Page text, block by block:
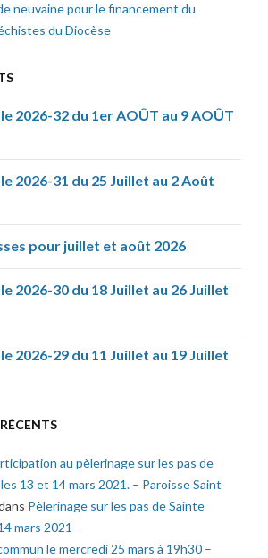
neuvaine pour le financement du
du Diocèse
2026-32 du 1er AOÛT au 9 AOÛT
2026-31 du 25 Juillet au 2 Août
pour juillet et août 2026
2026-30 du 18 Juillet au 26 Juillet
2026-29 du 11 Juillet au 19 Juillet
au pèlerinage sur les pas de
13 et 14 mars 2021. – Paroisse Saint
Pèlerinage sur les pas de Sainte
mars 2021
le mercredi 25 mars à 19h30 –